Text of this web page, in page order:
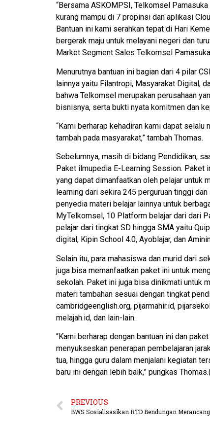
“Bersama ASKOMPSI, Telkomsel
kurang mampu di 7 propinsi dan aplikasi
Bantuan ini kami serahkan tepat di Hari
bergerak maju untuk melayani negeri dan
Market Segment Sales Telkomsel
Menurutnya bantuan ini bagian dari 4 pilar
lainnya yaitu Filantropi, Masyarakat Digital,
bahwa Telkomsel merupakan perusahaan
bisnisnya, serta bukti nyata komitmen dan
“Kami berharap kehadiran kami dapat
tambah pada masyarakat,” tambah Thomas.
Sebelumnya, masih di bidang Pendidikan,
Paket ilmupedia E-Learning Session. Paket
yang dapat dimanfaatkan oleh pelajar untuk
learning dari sekira 245 perguruan tinggi
penyedia materi belajar lainnya untuk
MyTelkomsel, 10 Platform belajar dari dari
pelajar dari tingkat SD hingga SMA yaitu
digital, Kipin School 4.0, Ayoblajar, dan
Selain itu, para mahasiswa dan murid dari
juga bisa memanfaatkan paket ini untuk
sekolah. Paket ini juga bisa dinikmati untuk
materi tambahan sesuai dengan tingkat
cambridgeenglish.org, pijarmahir.id,
melajah.id, dan lain-lain.
“Kami berharap dengan bantuan ini dan
menyukseskan penerapan pembelajaran
tua, hingga guru dalam menjalani kegiatan
baru ini dengan lebih baik,” pungkas
PREVIOUS
BWS Sosialisasikan RTD Bendungan Merancang